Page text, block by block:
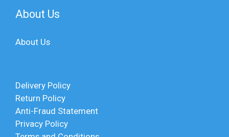
About Us
About Us
Delivery Policy
Return Policy
Anti-Fraud Statement
Privacy Policy